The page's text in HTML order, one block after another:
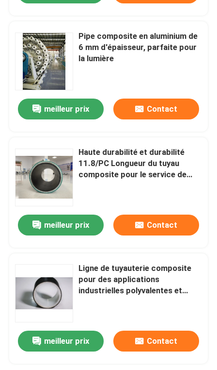
Contact
nouvelles
Demande de soumission
Tuyaux thermoplastiques renforcés
Tuyau composé thermoplastique
Tuyau composite flexible
Tuyau composé multicouche
Tuyau de gaz composé
Pipe composite en aluminium de
6 mm d'épaisseur, parfaite pour
la lumière
meilleur prix Contact
Haute durabilité et durabilité
11.8/PC Longueur du tuyau
composite pour le service de
meilleur prix Contact
Ligne de tuyauterie composite
pour des applications
industrielles polyvalentes et
meilleur prix Contact